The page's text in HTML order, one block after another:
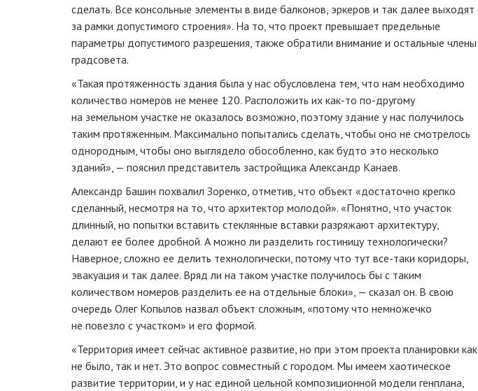
сделать. Все консольные элементы в виде балконов, эркеров и так далее выходят
за рамки допустимого строения». На то, что проект превышает предельные
параметры допустимого разрешения, также обратили внимание и остальные члены
градсовета.
«Такая протяженность здания была у нас обусловлена тем, что нам необходимо
количество номеров не менее 120. Расположить их как-то по-другому
на земельном участке не оказалось возможно, поэтому здание у нас получилось
таким протяженным. Максимально попытались сделать, чтобы оно не смотрелось
однородным, чтобы оно выглядело обособленно, как будто это несколько
зданий», — пояснил представитель застройщика Александр Канаев.
Александр Башин похвалил Зоренко, отметив, что объект «достаточно крепко
сделанный, несмотря на то, что архитектор молодой». «Понятно, что участок
длинный, но попытки вставить стеклянные вставки разряжают архитектуру,
делают ее более дробной. А можно ли разделить гостиницу технологически?
Наверное, сложно ее делить технологически, потому что тут все-таки коридоры,
эвакуация и так далее. Вряд ли на таком участке получилось бы с таким
количеством номеров разделить ее на отдельные блоки», — сказал он. В свою
очередь Олег Копылов назвал объект сложным, «потому что немножечко
не повезло с участком» и его формой.
«Территория имеет сейчас активное развитие, но при этом проекта планировки как
не было, так и нет. Это вопрос совместный с городом. Мы имеем хаотическое
развитие территории, и у нас единой цельной композиционной модели генплана,